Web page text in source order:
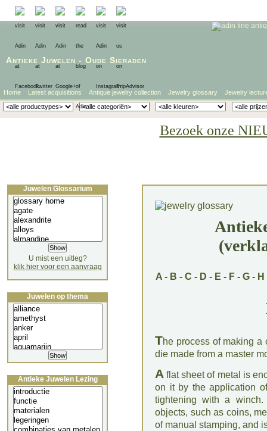
Antieke Juwelen - Oude Sieraden
Home Latest acquisitions Antique jewelry collection Jewelry glossary Jewelry
Bezoek onze
A - B - C - D - E - F - G - H
The process of making a
die made from a master
A flat sheet of metal is
on it by the application
tightening with a
objects, such as coins,
of manual stamping, and
Juwelen Glossarium
U mist een uitleg?
klik hier voor een aanvraag
Juwelen op thema
Antieke Juwelen Lezing